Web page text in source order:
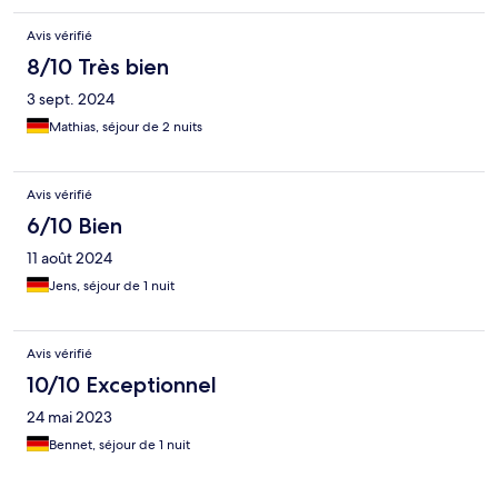
Avis vérifié
8/10 Très bien
3 sept. 2024
Mathias, séjour de 2 nuits
Avis vérifié
6/10 Bien
11 août 2024
Jens, séjour de 1 nuit
Avis vérifié
10/10 Exceptionnel
24 mai 2023
Bennet, séjour de 1 nuit